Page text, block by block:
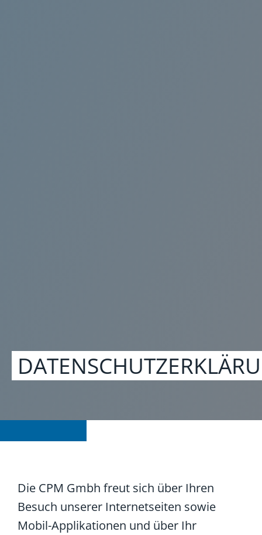
Die CPM Gmbh freut sich über Ihren
Besuch unserer Internetseiten sowie
Mobil-Applikationen und über Ihr